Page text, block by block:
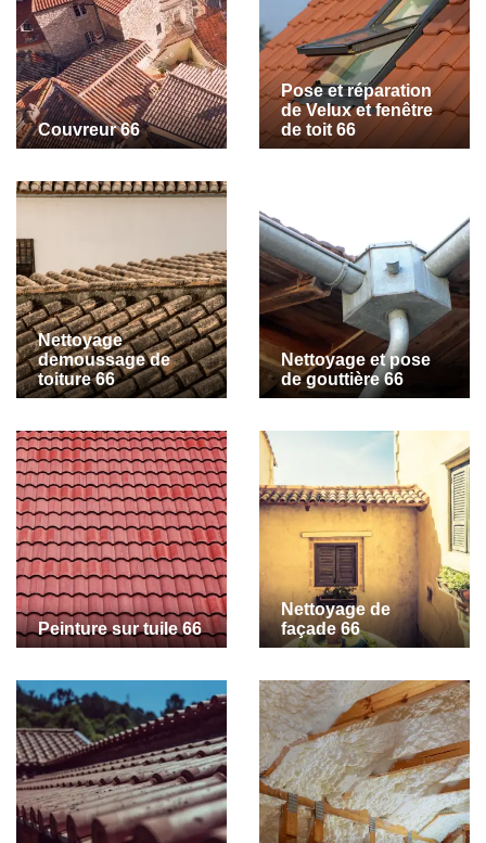
Couvreur 66
Pose et réparation
de Velux et fenêtre
de toit 66
Nettoyage
demoussage de
toiture 66
Nettoyage et pose
de gouttière 66
Peinture sur tuile 66
Nettoyage de
façade 66